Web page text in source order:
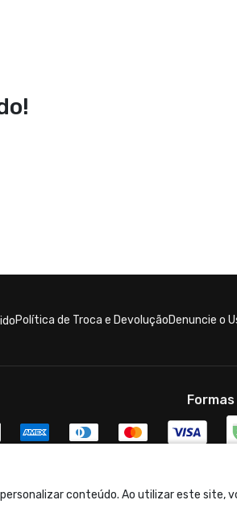
conteúdo. Ao utilizar este site,
Política de Troca e DevoluçãoDenuncie o